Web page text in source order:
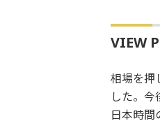
VIEW
相場を押
した。今
日本時間